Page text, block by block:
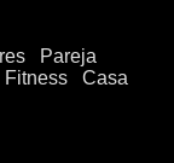
Pareja
Fitness
Casa